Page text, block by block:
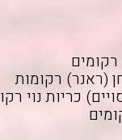
(ראנר) רקומות
כריות נוי